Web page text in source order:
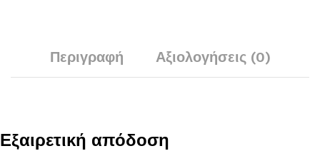
Περιγραφή Αξιολογήσεις (0)
Εξαιρετική απόδοση